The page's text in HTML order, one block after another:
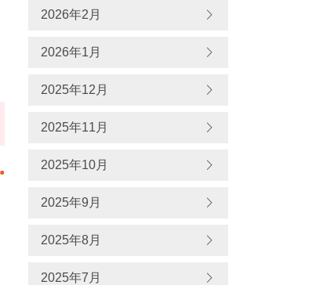
2026年2月
2026年1月
2025年12月
2025年11月
2025年10月
2025年9月
2025年8月
2025年7月